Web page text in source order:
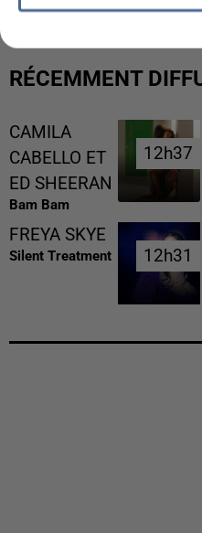
RÉCEMMENT
CAMILA
CABELLO ET
ED SHEERAN
Bam Bam
12h37
12h37
FREYA SKYE
Silent Treatment 12h31
12h31